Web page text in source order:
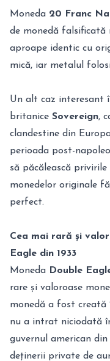
Moneda 20 Franc
de monedă falsificată
aproape identic cu
mică, iar metalul
Un alt caz interesant
britanice Sovereign,
clandestine din
perioada post-
să păcălească
monedelor originale
perfect.
Cea mai rară și
Eagle din 1933
Moneda Double
rare și valoroase
monedă a fost creată
nu a intrat niciodată
guvernul american
deținerii private de